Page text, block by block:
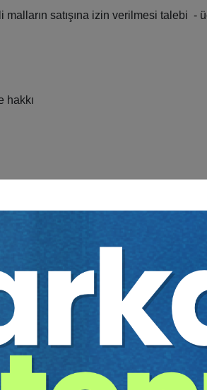
malların satışına izin verilmesi talebi
hakkı